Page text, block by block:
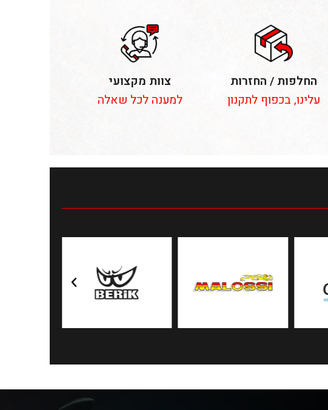
החלפות / החזרות
עלינו, בכפוף לתקנון
צוות מקצועי
למענה לכל שאלה